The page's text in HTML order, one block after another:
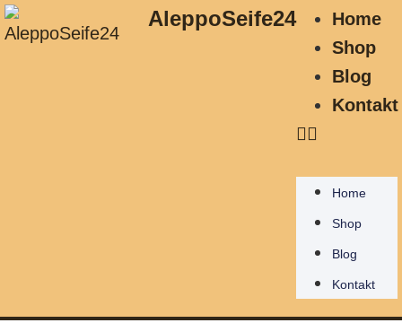
AleppoSeife24
Home
Shop
Blog
Kontakt
Home
Shop
Blog
Kontakt